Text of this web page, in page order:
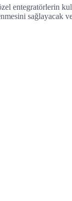
zel entegratörlerin k
mesini sağlayacak